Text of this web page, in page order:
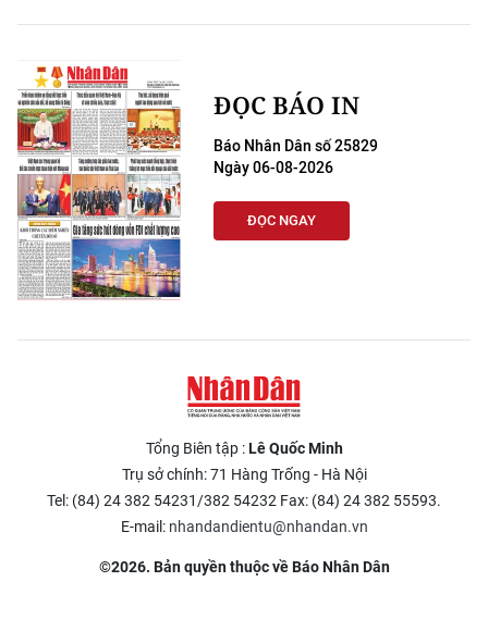
ĐỌC BÁO IN
Báo Nhân Dân số 25829
Ngày 06-08-2026
ĐỌC NGAY
Tổng Biên tập :Lê Quốc Minh
Trụ sở chính: 71 Hàng Trống - Hà Nội
Tel: (84) 24 382 54231/382 54232 Fax: (84) 24 382 55593.
E-mail: nhandandientu@nhandan.vn
©2026. Bản quyền thuộc về Báo Nhân Dân